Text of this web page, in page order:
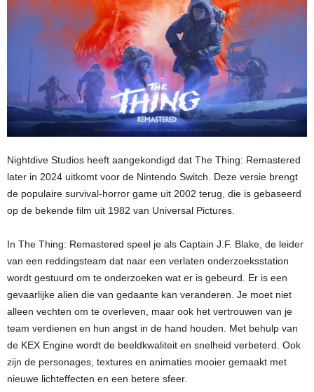
Nightdive Studios heeft aangekondigd dat The Thing: Remastered
later in 2024 uitkomt voor de Nintendo Switch. Deze versie brengt
de populaire survival-horror game uit 2002 terug, die is gebaseerd
op de bekende film uit 1982 van Universal Pictures.
In The Thing: Remastered speel je als Captain J.F. Blake, de leider
van een reddingsteam dat naar een verlaten onderzoeksstation
wordt gestuurd om te onderzoeken wat er is gebeurd. Er is een
gevaarlijke alien die van gedaante kan veranderen. Je moet niet
alleen vechten om te overleven, maar ook het vertrouwen van je
team verdienen en hun angst in de hand houden. Met behulp van
de KEX Engine wordt de beeldkwaliteit en snelheid verbeterd. Ook
zijn de personages, textures en animaties mooier gemaakt met
nieuwe lichteffecten en een betere sfeer.